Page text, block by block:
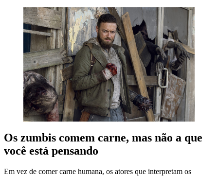
Os zumbis comem carne, mas não a que
você está pensando
Em vez de comer carne humana, os atores que interpretam os